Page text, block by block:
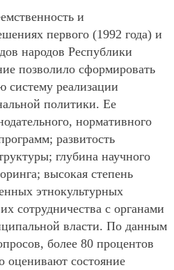
и
первого (1992 года) и
народов Республики
позволило сформировать
реализации
политики. Ее
нормативного
развитость
глубина научного
высокая степень
этнокультурных
сотрудничества с органами
власти. По данным
более 80 процентов
оценивают состояние